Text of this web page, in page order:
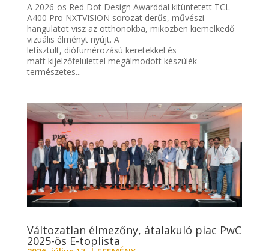
A 2026-os Red Dot Design Awarddal kitüntetett TCL
A400 Pro NXTVISION sorozat derűs, művészi
hangulatot visz az otthonokba, miközben kiemelkedő
vizuális élményt nyújt. A
letisztult, diófurnérozású keretekkel és
matt kijelzőfelülettel megálmodott készülék
természetes...
Változatlan élmezőny, átalakuló piac PwC
2025-ös E-toplista